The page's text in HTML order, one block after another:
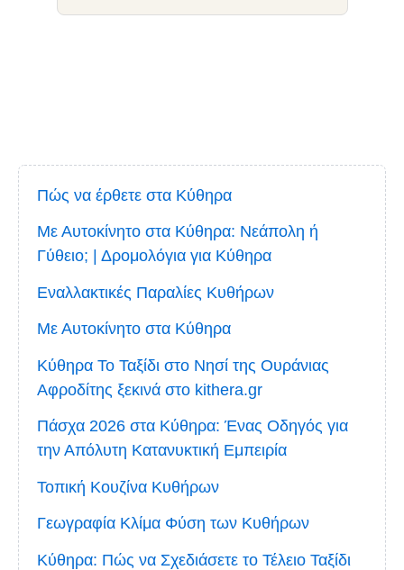
Πώς να έρθετε στα Κύθηρα
Με Αυτοκίνητο στα Κύθηρα: Νεάπολη ή
Γύθειο; | Δρομολόγια για Κύθηρα
Εναλλακτικές Παραλίες Κυθήρων
Με Αυτοκίνητο στα Κύθηρα
Κύθηρα Το Ταξίδι στο Νησί της Ουράνιας
Αφροδίτης ξεκινά στο kithera.gr
Πάσχα 2026 στα Κύθηρα: Ένας Οδηγός για
την Απόλυτη Κατανυκτική Εμπειρία
Τοπική Κουζίνα Κυθήρων
Γεωγραφία Κλίμα Φύση των Κυθήρων
Κύθηρα: Πώς να Σχεδιάσετε το Τέλειο Ταξίδι